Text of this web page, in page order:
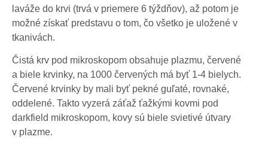
laváže do krvi (trvá v priemere 6 týždňov), až potom je
možné získať predstavu o tom, čo všetko je uložené v
tkanivách.
Čistá krv pod mikroskopom obsahuje plazmu, červené
a biele krvinky, na 1000 červených má byť 1-4 bielych.
Červené krvinky by mali byť pekné guľaté, rovnaké,
oddelené. Takto vyzerá záťaž ťažkými kovmi pod
darkfield mikroskopom, kovy sú biele svietivé útvary
v plazme.